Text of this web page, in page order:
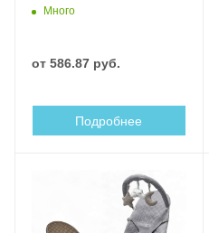
Много
от 586.87 руб.
Подробнее